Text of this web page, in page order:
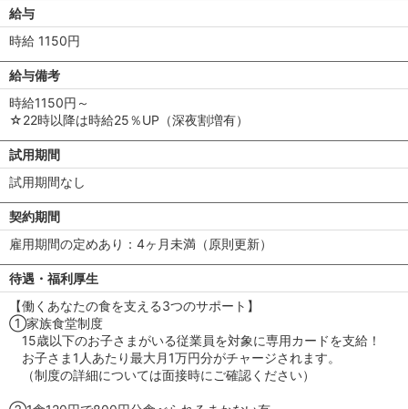
給与
時給 1150円
給与備考
時給1150円～
☆22時以降は時給25％UP（深夜割増有）
試用期間
試用期間なし
契約期間
雇用期間の定めあり：4ヶ月未満（原則更新）
待遇・福利厚生
【働くあなたの食を支える3つのサポート】
①家族食堂制度
15歳以下のお子さまがいる従業員を対象に専用カードを支給！
お子さま1人あたり最大月1万円分がチャージされます。
（制度の詳細については面接時にご確認ください）